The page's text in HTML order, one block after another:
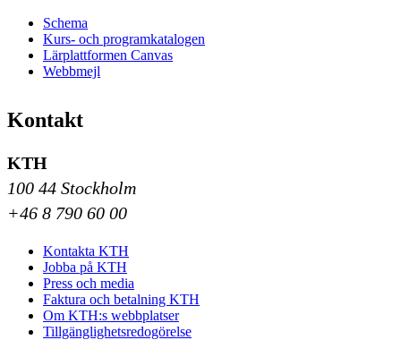
Schema
Kurs- och programkatalogen
Lärplattformen Canvas
Webbmejl
Kontakt
KTH
100 44 Stockholm
+46 8 790 60 00
Kontakta KTH
Jobba på KTH
Press och media
Faktura och betalning KTH
Om KTH:s webbplatser
Tillgänglighetsredogörelse